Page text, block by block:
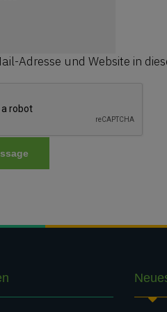
Adresse und Website in